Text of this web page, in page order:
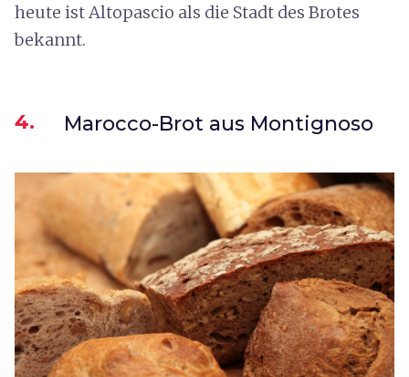
heute ist Altopascio als die Stadt des Brotes
bekannt.
4. Marocco-Brot aus Montignoso